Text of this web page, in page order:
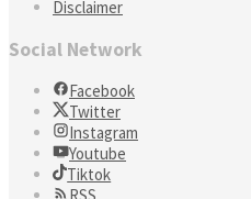
Disclaimer
Social Network
Facebook
Twitter
Instagram
Youtube
Tiktok